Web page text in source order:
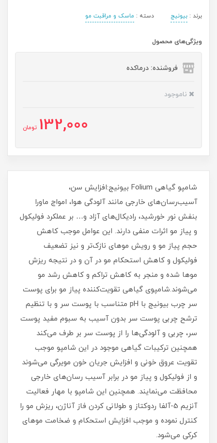
برند : بیونیج دسته : ماسک و مراقبت مو
ویژگی‌های محصول
فروشنده: درماکده
ناموجود
132,000 تومان
شامپو گیاهی Folium بیونیج:افزایش سن،
آسیب‌رسان‌های خارجی مانند آلودگی هوا، امواج ماورا
بنفش نور خورشید، رادیکال‌های آزاد و… بر عملکرد فولیکول
و پیاز مو اثرات منفی دارند. این عوامل موجب کاهش
حجم پیاز مو و رویش موهای نازک‌تر و نیز تضعیف
فولیکول و کاهش استحکام مو در آن و در نتیجه ریزش
موها شده و منجر به کاهش تراکم و کاهش رشد مو
می‌شوند.شامپوی گیاهی تقویت‌کننده پیاز مو برای پوست
سر چرب بیونیج با pH متناسب با پوست سر و با تنظیم
ترشح چربی پوست سر بدون آسیب به سبوم مفید پوست
سر، چربی و آلودگی‌ها را از پوست سر بر طرف می‌کند
همچنین ترکیبات گیاهی موجود در این شامپو موجب
تقویت عروق خونی و افزایش جریان خون مویرگی می‌شوند
و از فولیکول و پیاز مو در برابر آسیب رسان‌های خارجی
محافظت می‌نمایند. همچنین این شامپو با مهار فعالیت
آنزیم 5-آلفا ردوکتاز و طولانی کردن فاز آناژن، ریزش مو را
کنترل نموده و موجب افزایش استحکام و ضخامت موهای
کرکی می‌شود.